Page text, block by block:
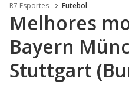
R7 Esportes Futebol
Melhores
Bayern
Stuttgart